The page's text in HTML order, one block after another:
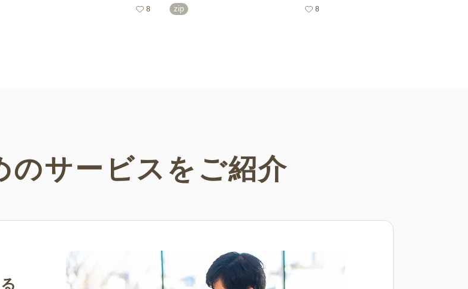
物などの人気モチーフもあり、簡単なも
8
られる塗り絵が満載です！商用フリーで
さまざまなシーンで無制限でお使いいた
zip 8
のサービスをご紹介